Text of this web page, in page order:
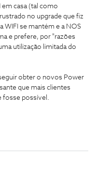
casa (tal como
no upgrade que fiz
WIFI se mantém e a NOS
e prefere, por "razões
utilização limitada do
obter o novos Power
que mais clientes
fosse possível.